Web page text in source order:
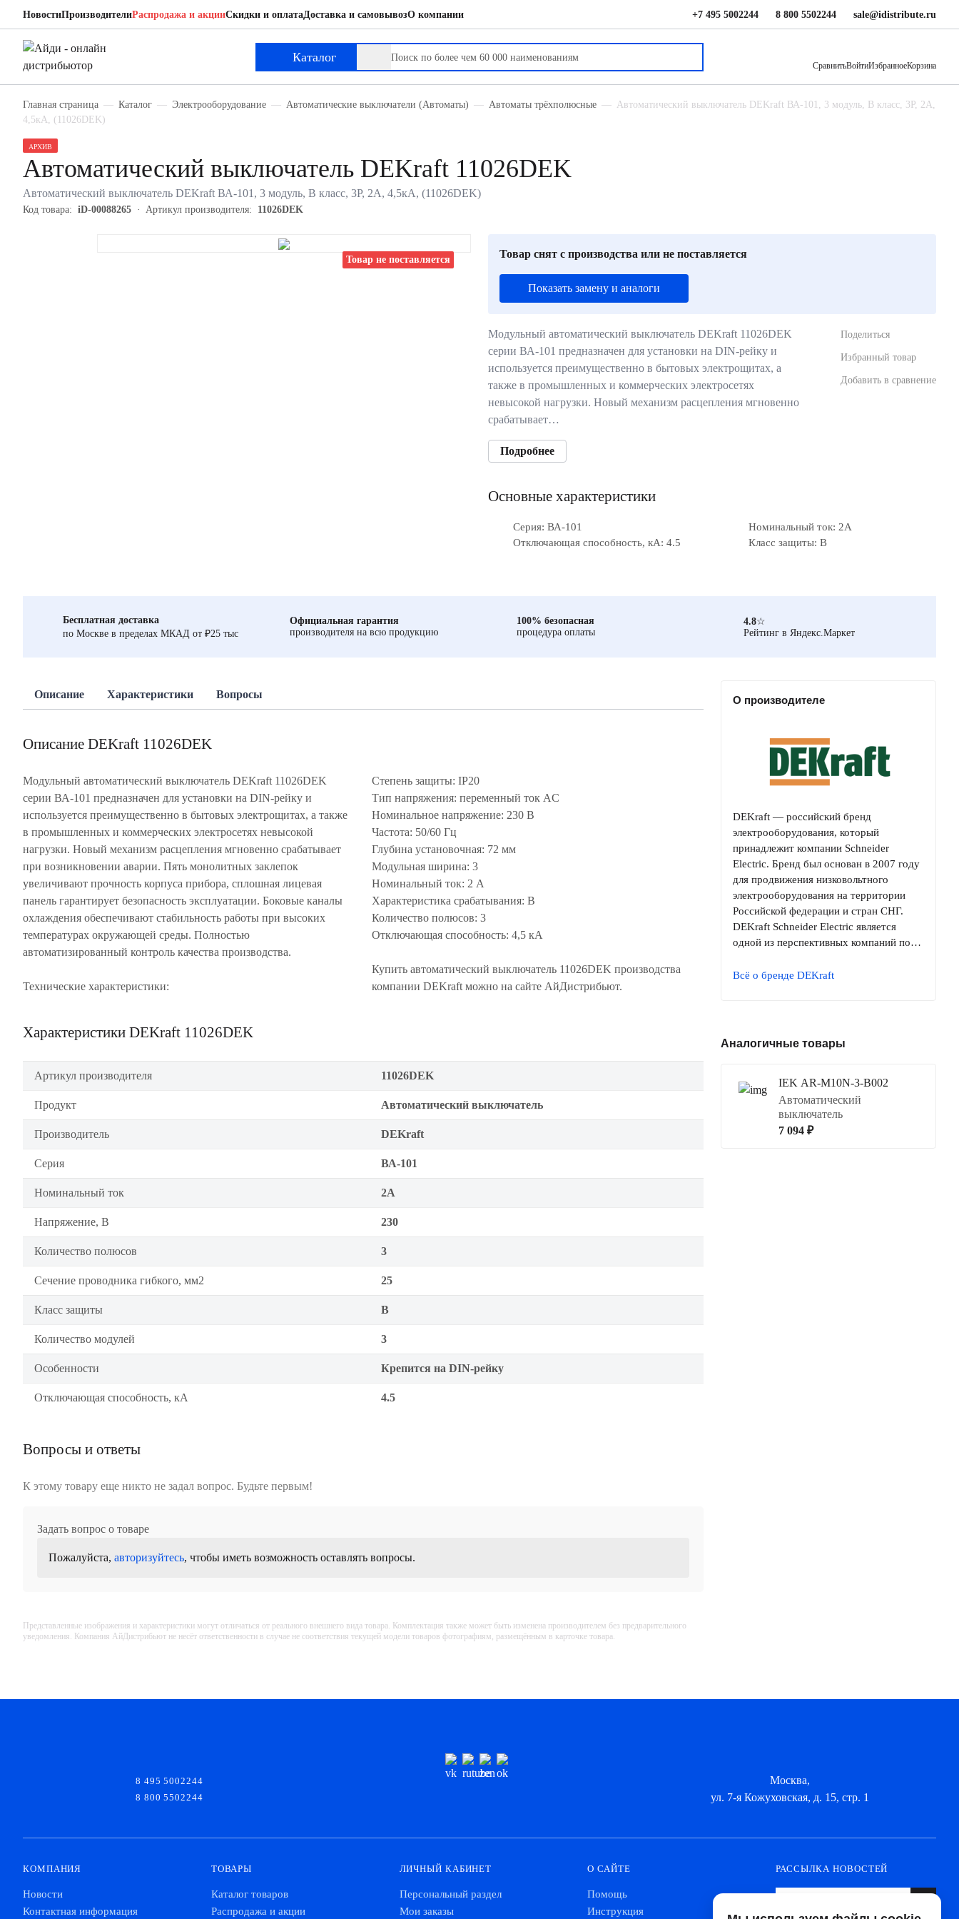
НовостиПроизводителиРаспродажа и акцииСкидки и оплатаДоставка и самовывозО компании +7 495 5002244 8 800 5502244 sale@idistribute.ru
Каталог
СравнитьВойтиИзбранноеКорзина
Главная страница Каталог Электрооборудование Автоматические выключатели (Автоматы) Автоматы трёхполюсные
Автоматический выключатель DEKraft ВА-101, 3 модуль, B класс, 3P, 2А,
4,5кА, (11026DEK)
Товар не поставляется
АРХИВ
Автоматический выключатель DEKraft 11026DEK
Автоматический выключатель DEKraft ВА-101, 3 модуль, B класс, 3P, 2А, 4,5кА, (11026DEK)
Код товара: iD-00088265 Артикул производителя: 11026DEK
Товар снят с производства или не поставляется
Показать замену и аналоги
Модульный автоматический выключатель DEKraft 11026DEK
серии ВА-101 предназначен для установки на DIN-рейку и
используется преимущественно в бытовых электрощитах, а
также в промышленных и коммерческих электросетях
невысокой нагрузки. Новый механизм расцепления мгновенно
срабатывает…
Подробнее
Поделиться
Избранный товар
Добавить в сравнение
Основные характеристики
Серия: ВА-101
Номинальный ток: 2А
Отключающая способность, кА: 4.5
Класс защиты: B
Бесплатная доставка
по Москве в пределах МКАД от ₽25 тыс
Официальная гарантия
производителя на всю продукцию
100% безопасная
процедура оплаты
4.8☆
Рейтинг в Яндекс.Маркет
Описание Характеристики Вопросы
Описание DEKraft 11026DEK
Модульный автоматический выключатель DEKraft 11026DEK
серии ВА-101 предназначен для установки на DIN-рейку и
используется преимущественно в бытовых электрощитах, а также
в промышленных и коммерческих электросетях невысокой
нагрузки. Новый механизм расцепления мгновенно срабатывает
при возникновении аварии. Пять монолитных заклепок
увеличивают прочность корпуса прибора, сплошная лицевая
панель гарантирует безопасность эксплуатации. Боковые каналы
охлаждения обеспечивают стабильность работы при высоких
температурах окружающей среды. Полностью
автоматизированный контроль качества производства.
Технические характеристики:
Степень защиты: IP20
Тип напряжения: переменный ток AC
Номинальное напряжение: 230 В
Частота: 50/60 Гц
Глубина установочная: 72 мм
Модульная ширина: 3
Номинальный ток: 2 А
Характеристика срабатывания: B
Количество полюсов: 3
Отключающая способность: 4,5 кА
Купить автоматический выключатель 11026DEK производства
компании DEKraft можно на сайте АйДистрибьют.
Характеристики DEKraft 11026DEK
Артикул производителя 11026DEK
Продукт Автоматический выключатель
Производитель DEKraft
Серия ВА-101
Номинальный ток 2А
Напряжение, В 230
Количество полюсов 3
Сечение проводника гибкого, мм2 25
Класс защиты B
Количество модулей 3
Особенности Крепится на DIN-рейку
Отключающая способность, кА 4.5
Вопросы и ответы
К этому товару еще никто не задал вопрос. Будьте первым!
Задать вопрос о товаре
Пожалуйста, авторизуйтесь, чтобы иметь возможность оставлять вопросы.
Представленные изображения и характеристики могут отличаться от реального внешнего вида товара. Комплектация также может быть изменена производителем без предварительного
уведомления. Компания АйДистрибьют не несёт ответственности в случае не соответствия текущей модели товаров фотографиям, размещённым в карточке товара.
О производителе
DEKraft — российский бренд
электрооборудования, который
принадлежит компании Schneider
Electric. Бренд был основан в 2007 году
для продвижения низковольтного
электрооборудования на территории
Российской федерации и стран СНГ.
DEKraft Schneider Electric является
одной из перспективных компаний по…
Всё о бренде DEKraft
Аналогичные товары
IEK AR-M10N-3-B002
Автоматический
выключатель
7 094 ₽
DEKraft 11026DEK
Автоматический выключатель
8 495 5002244
8 800 5502244
Москва,
ул. 7-я Кожуховская, д. 15, стр. 1
КОМПАНИЯ
Новости
Контактная информация
ТОВАРЫ
Каталог товаров
Распродажа и акции
ЛИЧНЫЙ КАБИНЕТ
Персональный раздел
Мои заказы
О САЙТЕ
Помощь
Инструкция
РАССЫЛКА НОВОСТЕЙ